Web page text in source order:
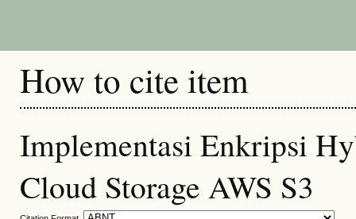
How to cite item
Implementasi Enkripsi
Cloud Storage AWS S3